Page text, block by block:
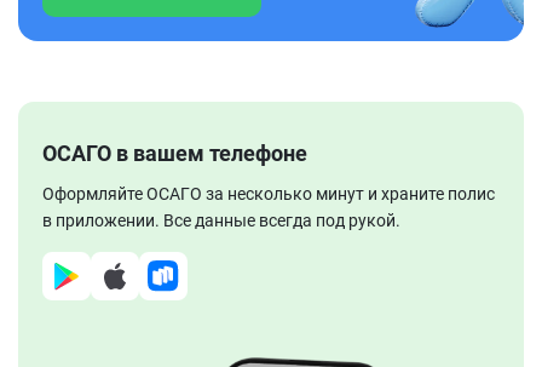
ОСАГО в вашем телефоне
Оформляйте ОСАГО за несколько минут и храните полис
в приложении. Все данные всегда под рукой.